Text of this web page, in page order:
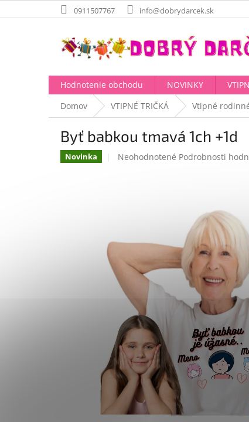
na
0911507767 info@dobrydarcek.sk
Hodnotenie obchodu NOVINKY
Domov
VTIPNÉ TRIČKÁ Vtipné
Byť babkou tmavá 1ch +1d
Novinka
Priemerné
Neohodnotené Podrobnosti